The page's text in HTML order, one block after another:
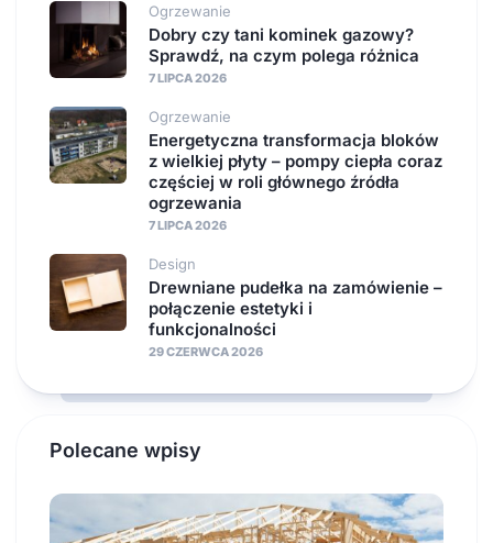
Ogrzewanie
Dobry czy tani kominek gazowy?
Sprawdź, na czym polega różnica
7 LIPCA 2026
Ogrzewanie
Energetyczna transformacja bloków
z wielkiej płyty – pompy ciepła coraz
częściej w roli głównego źródła
ogrzewania
7 LIPCA 2026
Design
Drewniane pudełka na zamówienie –
połączenie estetyki i
funkcjonalności
29 CZERWCA 2026
Polecane wpisy